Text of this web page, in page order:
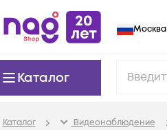
Москва
Каталог
Каталог Видеонаблюдение